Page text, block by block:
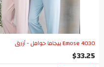
Emose 4030 بيجاما حوامل - أزرق
$33.25